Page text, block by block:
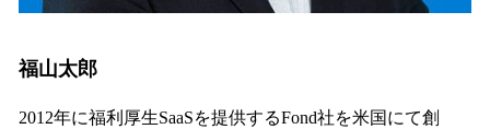
福山太郎
2012年に福利厚生SaaSを提供するFond社を米国にて創